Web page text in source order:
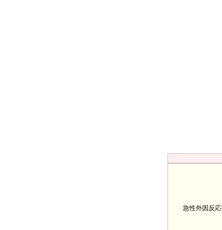
急性外因反